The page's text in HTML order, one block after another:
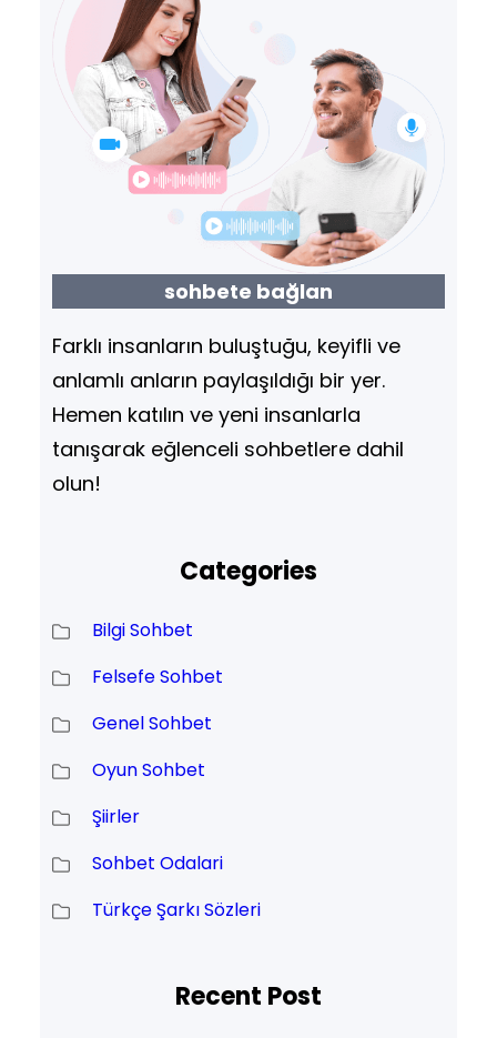
tarihinde bir ilki…
sohbete bağlan
Farklı insanların buluştuğu, keyifli ve
anlamlı anların paylaşıldığı bir yer.
Hemen katılın ve yeni insanlarla
tanışarak eğlenceli sohbetlere dahil
olun!
Categories
Bilgi Sohbet
Felsefe Sohbet
Genel Sohbet
Oyun Sohbet
Şiirler
Sohbet Odalari
Türkçe Şarkı Sözleri
Recent Post